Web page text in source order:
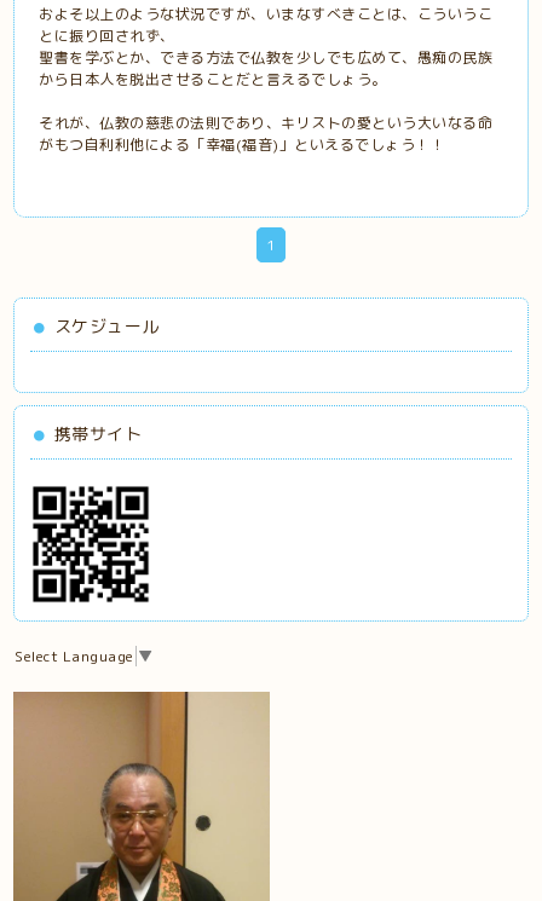
およそ以上のような状況ですが、いまなすべきことは、こういうこ
とに振り回されず、
聖書を学ぶとか、できる方法で仏教を少しでも広めて、愚痴の民族
から日本人を脱出させることだと言えるでしょう。
それが、仏教の慈悲の法則であり、キリストの愛という大いなる命
がもつ自利利他による「幸福(福音)」といえるでしょう！！
1
スケジュール
携帯サイト
Select Language ▼